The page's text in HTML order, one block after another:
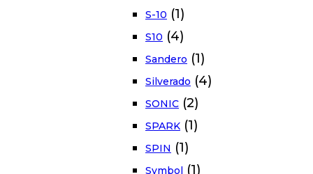
S-10 (1)
S10 (4)
Sandero (1)
Silverado (4)
SONIC (2)
SPARK (1)
SPIN (1)
Symbol (1)